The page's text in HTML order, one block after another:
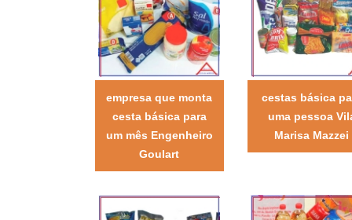
empresa que monta
cesta básica para
um mês Engenheiro
Goulart
cestas básica
uma pessoa
Marisa Mazzei